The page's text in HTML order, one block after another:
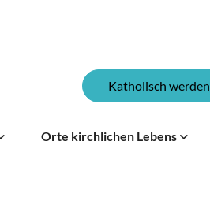
Katholisch werden
Orte kirchlichen Lebens